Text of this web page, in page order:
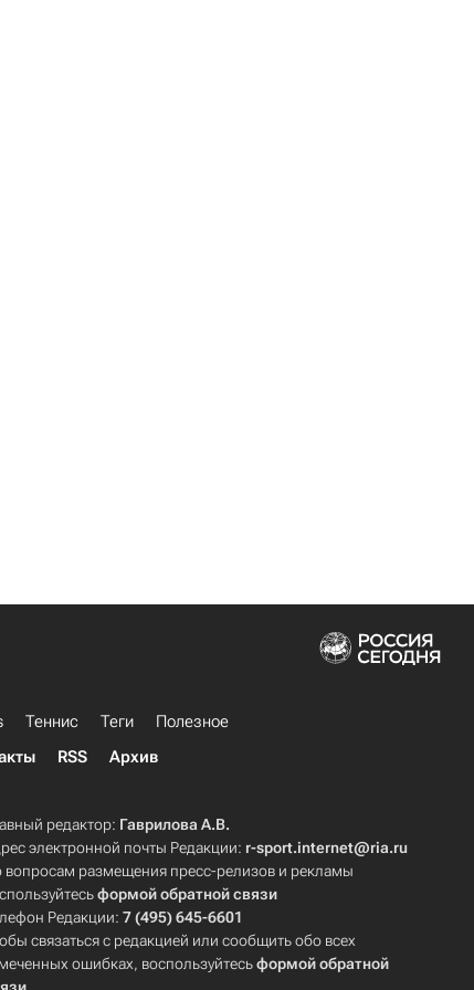
Теннис Теги
Полезное
RSS Архив
редактор: Гаврилова А.В.
электронной почты Редакции: r-sport.internet@ria.ru
вопросам размещения пресс-релизов и рекламы
формой обратной связи
Редакции:7 (495) 645-6601
связаться с редакцией или сообщить обо всех
ошибках, воспользуйтесьформой обратной